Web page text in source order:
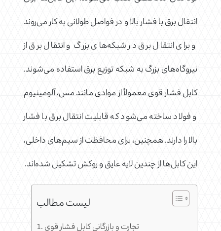
انتقال برق با فشار بالا و در فواصل طولانی به کار می‌روند
و برای انتقال برق در شبکه‌های بزرگ و انتقال برق از
نیروگاه‌های بزرگ به شبکه توزیع برق استفاده می‌شوند.
کابل فشار قوی معمولاً از موادی مانند مس، آلومینیوم
و فولاد ساخته می‌شود که قابلیت انتقال برق با فشار
بالا را دارند. همچنین، برای محافظت از سیم‌های داخلی،
این کابل‌ها از چندین لایه عایق و روکش تشکیل شده‌اند.
لیست مطالب
تجارت و بازرگانی کابل فشار قوی